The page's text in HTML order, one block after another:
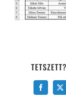
Facebook
X